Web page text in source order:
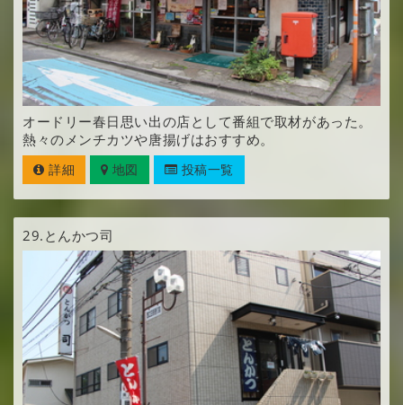
オードリー春日思い出の店として番組で取材があった。
熱々のメンチカツや唐揚げはおすすめ。
詳細 地図 投稿一覧
29. とんかつ司